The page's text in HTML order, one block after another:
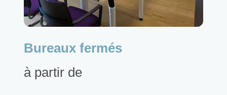
Bureaux fermés
à partir de